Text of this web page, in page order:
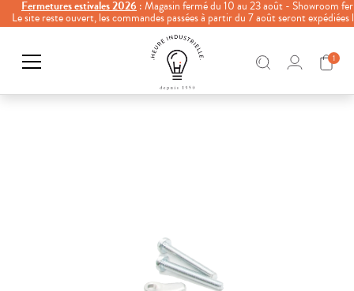
Fermetures estivales 2026 : Magasin fermé du 10 au 23 août - Showroom
Le site reste ouvert, les commandes passées à partir du 7 août seront
1